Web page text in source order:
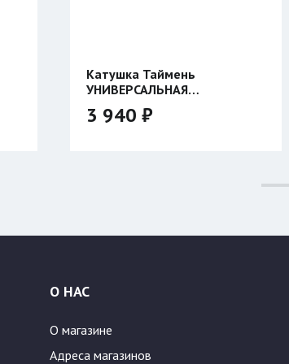
Катушка Таймень
УНИВЕРСАЛЬНАЯ
двухсторонняя
3 940 ₽
О НАС
О магазине
Адреса магазинов